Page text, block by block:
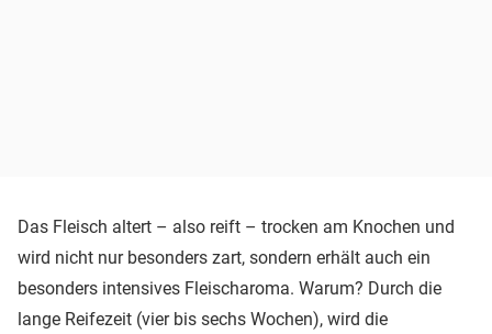
Das Fleisch altert – also reift – trocken am Knochen und
wird nicht nur besonders zart, sondern erhält auch ein
besonders intensives Fleischaroma. Warum? Durch die
lange Reifezeit (vier bis sechs Wochen), wird die